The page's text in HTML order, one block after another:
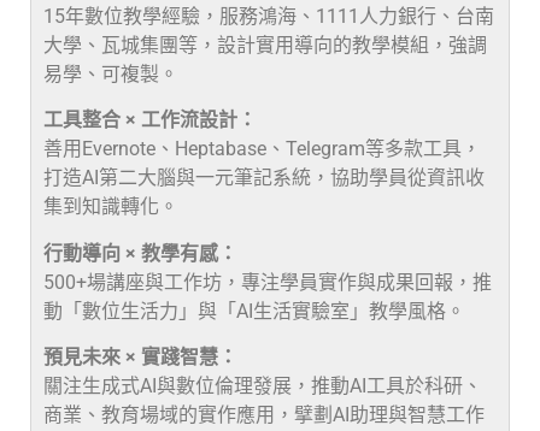
15年數位教學經驗，服務鴻海、1111人力銀行、台南
大學、瓦城集團等，設計實用導向的教學模組，強調
易學、可複製。
工具整合 × 工作流設計：
善用Evernote、Heptabase、Telegram等多款工具，
打造AI第二大腦與一元筆記系統，協助學員從資訊收
集到知識轉化。
行動導向 × 教學有感：
500+場講座與工作坊，專注學員實作與成果回報，推
動「數位生活力」與「AI生活實驗室」教學風格。
預見未來 × 實踐智慧：
關注生成式AI與數位倫理發展，推動AI工具於科研、
商業、教育場域的實作應用，擘劃AI助理與智慧工作